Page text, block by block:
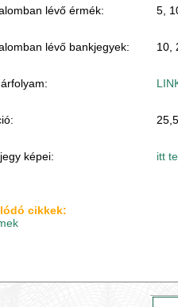
lévő érmék: 5,
lévő bankjegyek: 10,
képei: itt
cikkek: